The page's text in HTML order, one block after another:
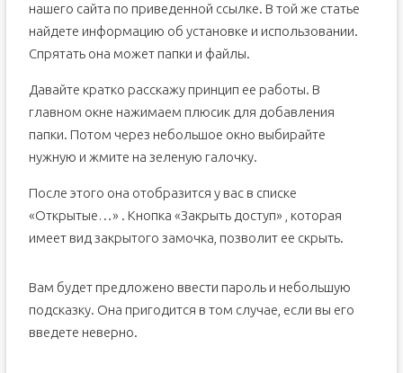
нашего сайта по приведенной ссылке. В той же статье
найдете информацию об установке и использовании.
Спрятать она может папки и файлы.
Давайте кратко расскажу принцип ее работы. В
главном окне нажимаем плюсик для добавления
папки. Потом через небольшое окно выбирайте
нужную и жмите на зеленую галочку.
После этого она отобразится у вас в списке
«Открытые…» . Кнопка «Закрыть доступ» , которая
имеет вид закрытого замочка, позволит ее скрыть.
Вам будет предложено ввести пароль и небольшую
подсказку. Она пригодится в том случае, если вы его
введете неверно.